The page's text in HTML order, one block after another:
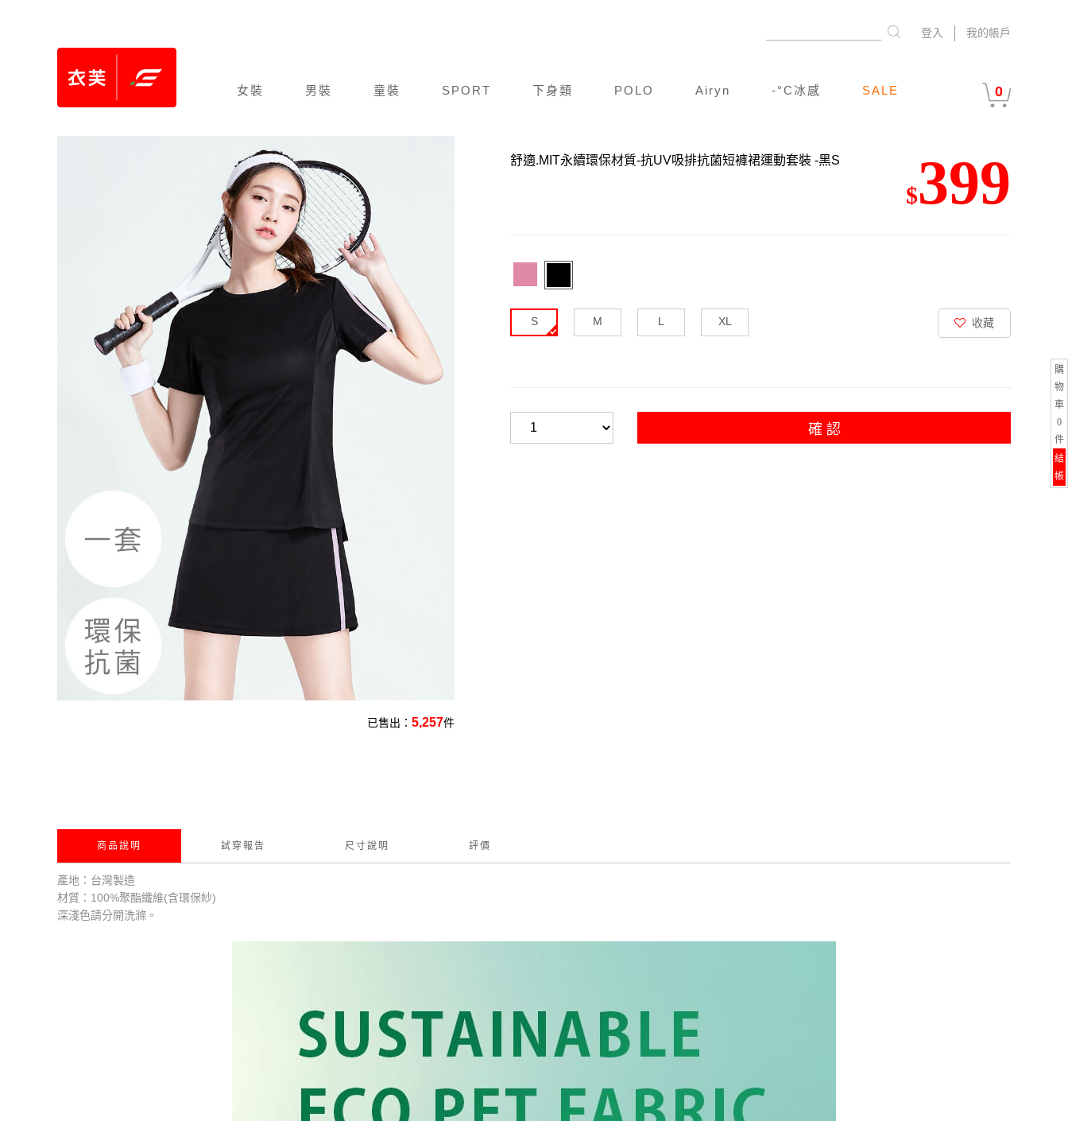
我的帳戶
登入
女裝 男裝 童裝 SPORT 下身類 POLO Airyn -°C冰感 SALE 0
購
物
車
0
件
結
帳
已售出： 5,257件
舒適.MIT永續環保材質-抗UV吸排抗菌短褲裙運動套裝 -黑S
$399
S M L XL 收藏
確 認
商品說明 試穿報告 尺寸說明 評價
產地：台灣製造
材質：100%聚酯纖維(含環保紗)
深淺色請分開洗滌。